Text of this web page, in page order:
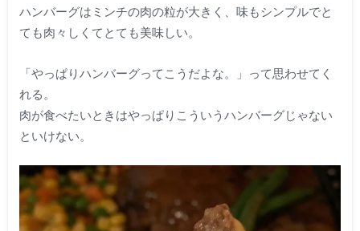
ハンバーグはミンチの肉の粒が大きく、味もシンプルでと
ても肉々しくてとても美味しい。
「やっぱりハンバーグってこうだよな。」って思わせてく
れる。
肉が食べたいときはやっぱりこういうハンバーグじゃない
といけない。